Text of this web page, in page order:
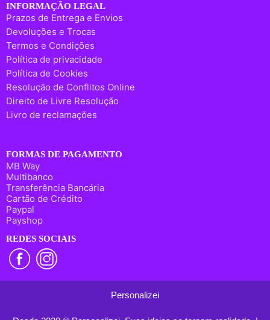
INFORMAÇÃO LEGAL
Prazos de Entrega e Envios
Devoluções e Trocas
Termos e Condições
Política de privacidade
Política de Cookies
Resolução de Conflitos Online
Direito de Livre Resolução
Livro de reclamações
FORMAS DE PAGAMENTO
MB Way
Multibanco
Transferência Bancária
Cartão de Crédito
Paypal
Payshop
REDES SOCIAIS
Personalizei